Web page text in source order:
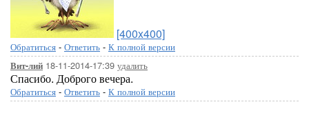
[400x400]
Обратиться - Ответить - К полной версии
Вит-лий 18-11-2014-17:39 удалить
Спасибо. Доброго вечера.
Обратиться - Ответить - К полной версии